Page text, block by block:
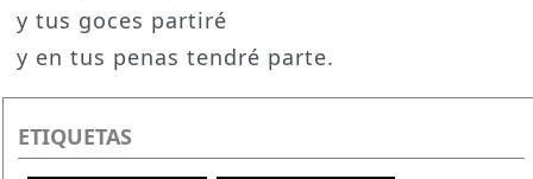
y tus goces partiré
y en tus penas tendré parte.
ETIQUETAS